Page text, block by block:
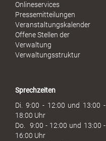
u
h
Onlineservices
Pressemitteilungen
Veranstaltungskalender
Offene Stellen der
Verwaltung
Verwaltungsstruktur
Sprechzeiten
Di. 9:00 - 12:00 und 13:00 -
18:00 Uhr
Do. 9:00 - 12:00 und 13:00 -
16:00 Uhr